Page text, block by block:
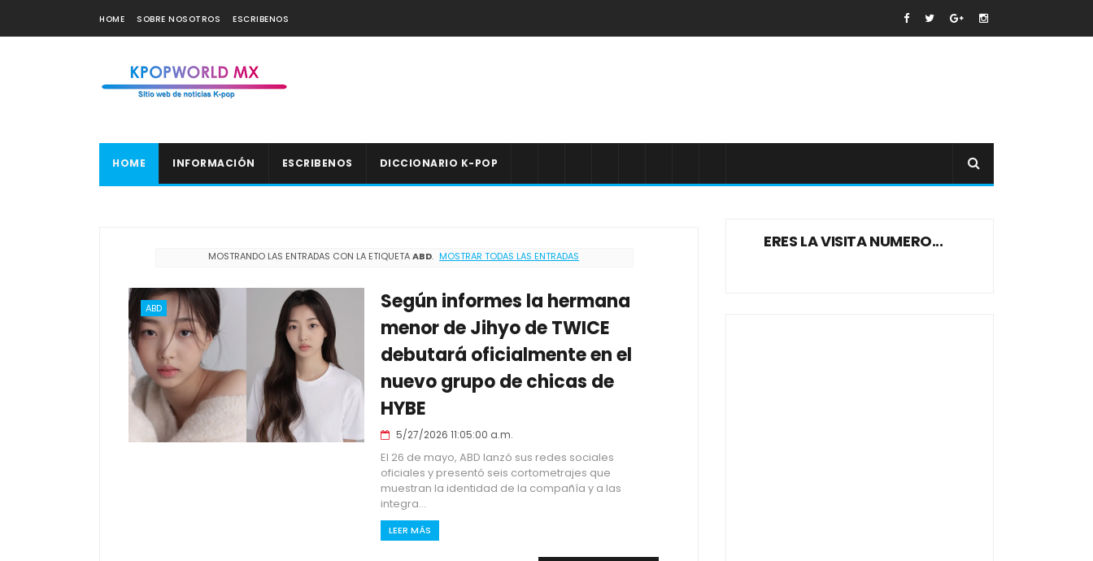
HOME SOBRE NOSOTROS ESCRIBENOS
HOME INFORMACIÓN ESCRIBENOS DICCIONARIO K-POP
MOSTRANDO LAS ENTRADAS CON LA ETIQUETAABD. MOSTRAR TODAS LAS ENTRADAS
ABD
Según informes la hermana
menor de Jihyo de TWICE
debutará oficialmente en el
nuevo grupo de chicas de
HYBE
5/27/2026 11:05:00 a.m.
El 26 de mayo, ABD lanzó sus redes sociales
oficiales y presentó seis cortometrajes que
muestran la identidad de la compañía y a las
integra...
LEER MÁS
ERES LA VISITA NUMERO...